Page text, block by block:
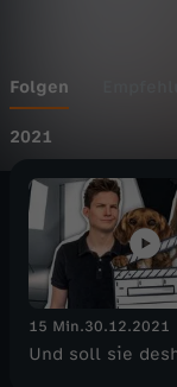
Folgen
2021
15 Min.30.12.2021
Und soll sie